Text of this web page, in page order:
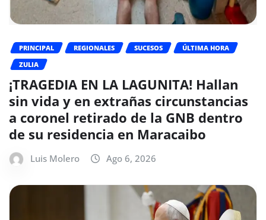
PRINCIPAL REGIONALES SUCESOS
ÚLTIMA HORA
ZULIA
¡TRAGEDIA EN LA LAGUNITA! Hallan
sin vida y en extrañas circunstancias
a coronel retirado de la GNB dentro
de su residencia en Maracaibo
Luis Molero Ago 6, 2026